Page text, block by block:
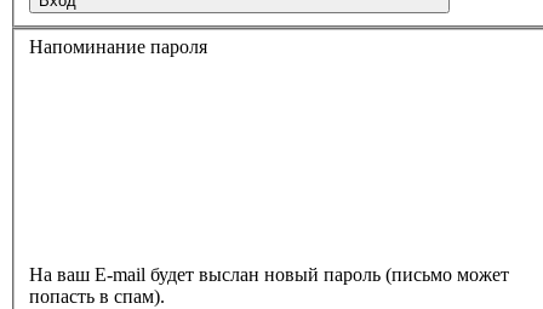
Напоминание пароля
На ваш E-mail будет выслан новый пароль (письмо может
попасть в спам).